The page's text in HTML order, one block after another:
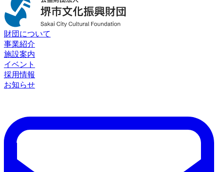
財団について
事業紹介
施設案内
イベント
採用情報
お知らせ